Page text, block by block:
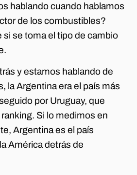
hablando cuando hablamos
de los combustibles?
se toma el tipo de cambio
y estamos hablando de
la Argentina era el país más
por Uruguay, que
Si lo medimos en
Argentina es el país
América detrás de